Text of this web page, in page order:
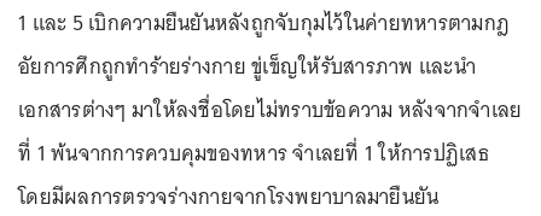
1 และ 5 เบิกความยืนยันหลังถูกจับกุมไว้ในค่ายทหารตามกฎ
อัยการศึกถูกทำร้ายร่างกาย ขู่เข็ญให้รับสารภาพ และนำ
เอกสารต่างๆ มาให้ลงชื่อโดยไม่ทราบข้อความ หลังจากจำเลย
ที่ 1 พ้นจากการควบคุมของทหาร จำเลยที่ 1 ให้การปฏิเสธ
โดยมีผลการตรวจร่างกายจากโรงพยาบาลมายืนยัน